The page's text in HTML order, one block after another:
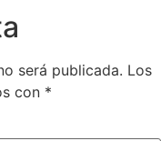
será publicada. Los
con *